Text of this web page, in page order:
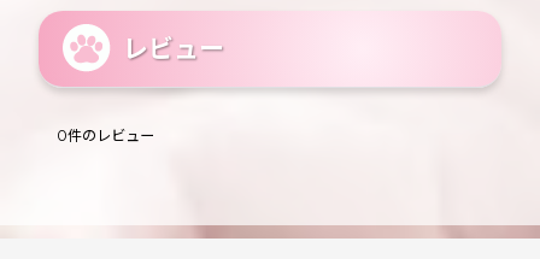
レビュー
0件のレビュー